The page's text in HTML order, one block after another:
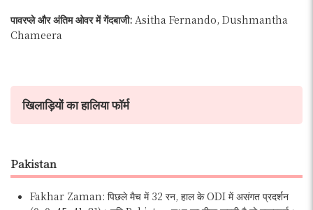
पावरप्ले और अंतिम ओवर में गेंदबाजी: Asitha Fernando, Dushmantha
Chameera
खिलाड़ियों का हालिया फॉर्म
Pakistan
Fakhar Zaman: पिछले मैच में 32 रन, हाल के ODI में असंगत प्रदर्शन